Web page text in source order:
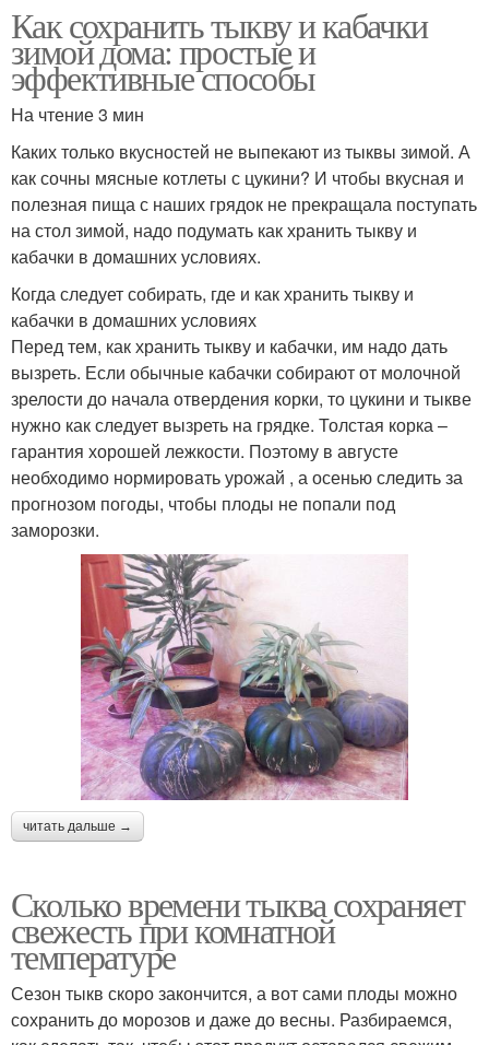
Как сохранить тыкву и кабачки
зимой дома: простые и
эффективные способы
На чтение 3 мин
Каких только вкусностей не выпекают из тыквы зимой. А
как сочны мясные котлеты с цукини? И чтобы вкусная и
полезная пища с наших грядок не прекращала поступать
на стол зимой, надо подумать как хранить тыкву и
кабачки в домашних условиях.
Когда следует собирать, где и как хранить тыкву и
кабачки в домашних условиях
Перед тем, как хранить тыкву и кабачки, им надо дать
вызреть. Если обычные кабачки собирают от молочной
зрелости до начала отвердения корки, то цукини и тыкве
нужно как следует вызреть на грядке. Толстая корка –
гарантия хорошей лежкости. Поэтому в августе
необходимо нормировать урожай , а осенью следить за
прогнозом погоды, чтобы плоды не попали под
заморозки.
читать дальше →
Сколько времени тыква сохраняет
свежесть при комнатной
температуре
Сезон тыкв скоро закончится, а вот сами плоды можно
сохранить до морозов и даже до весны. Разбираемся,